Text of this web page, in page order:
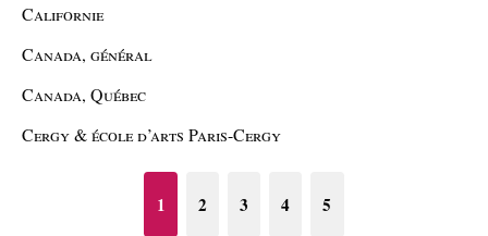
Californie
Canada, général
Canada, Québec
Cergy & école d’arts Paris-Cergy
1 2 3 4 5